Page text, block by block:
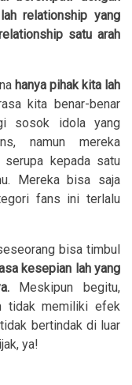
relationship yang
satu arah
hanya pihak kita lah
kita benar-benar
sosok idola yang
namun mereka
serupa kepada satu
Mereka bisa saja
fans ini terlalu
bisa timbul
kesepian lah yang
Meskipun begitu,
tidak memiliki efek
bertindak di luar
ya!